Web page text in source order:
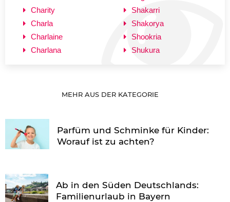
Charity
Charla
Charlaine
Charlana
Shakarri
Shakorya
Shookria
Shukura
MEHR AUS DER KATEGORIE
Parfüm und Schminke für Kinder:
Worauf ist zu achten?
Ab in den Süden Deutschlands:
Familienurlaub in Bayern